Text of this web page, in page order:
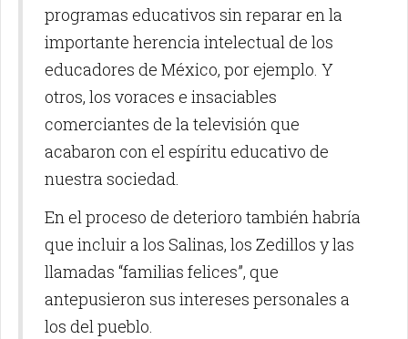
programas educativos sin reparar en la
importante herencia intelectual de los
educadores de México, por ejemplo. Y
otros, los voraces e insaciables
comerciantes de la televisión que
acabaron con el espíritu educativo de
nuestra sociedad.
En el proceso de deterioro también habría
que incluir a los Salinas, los Zedillos y las
llamadas “familias felices”, que
antepusieron sus intereses personales a
los del pueblo.